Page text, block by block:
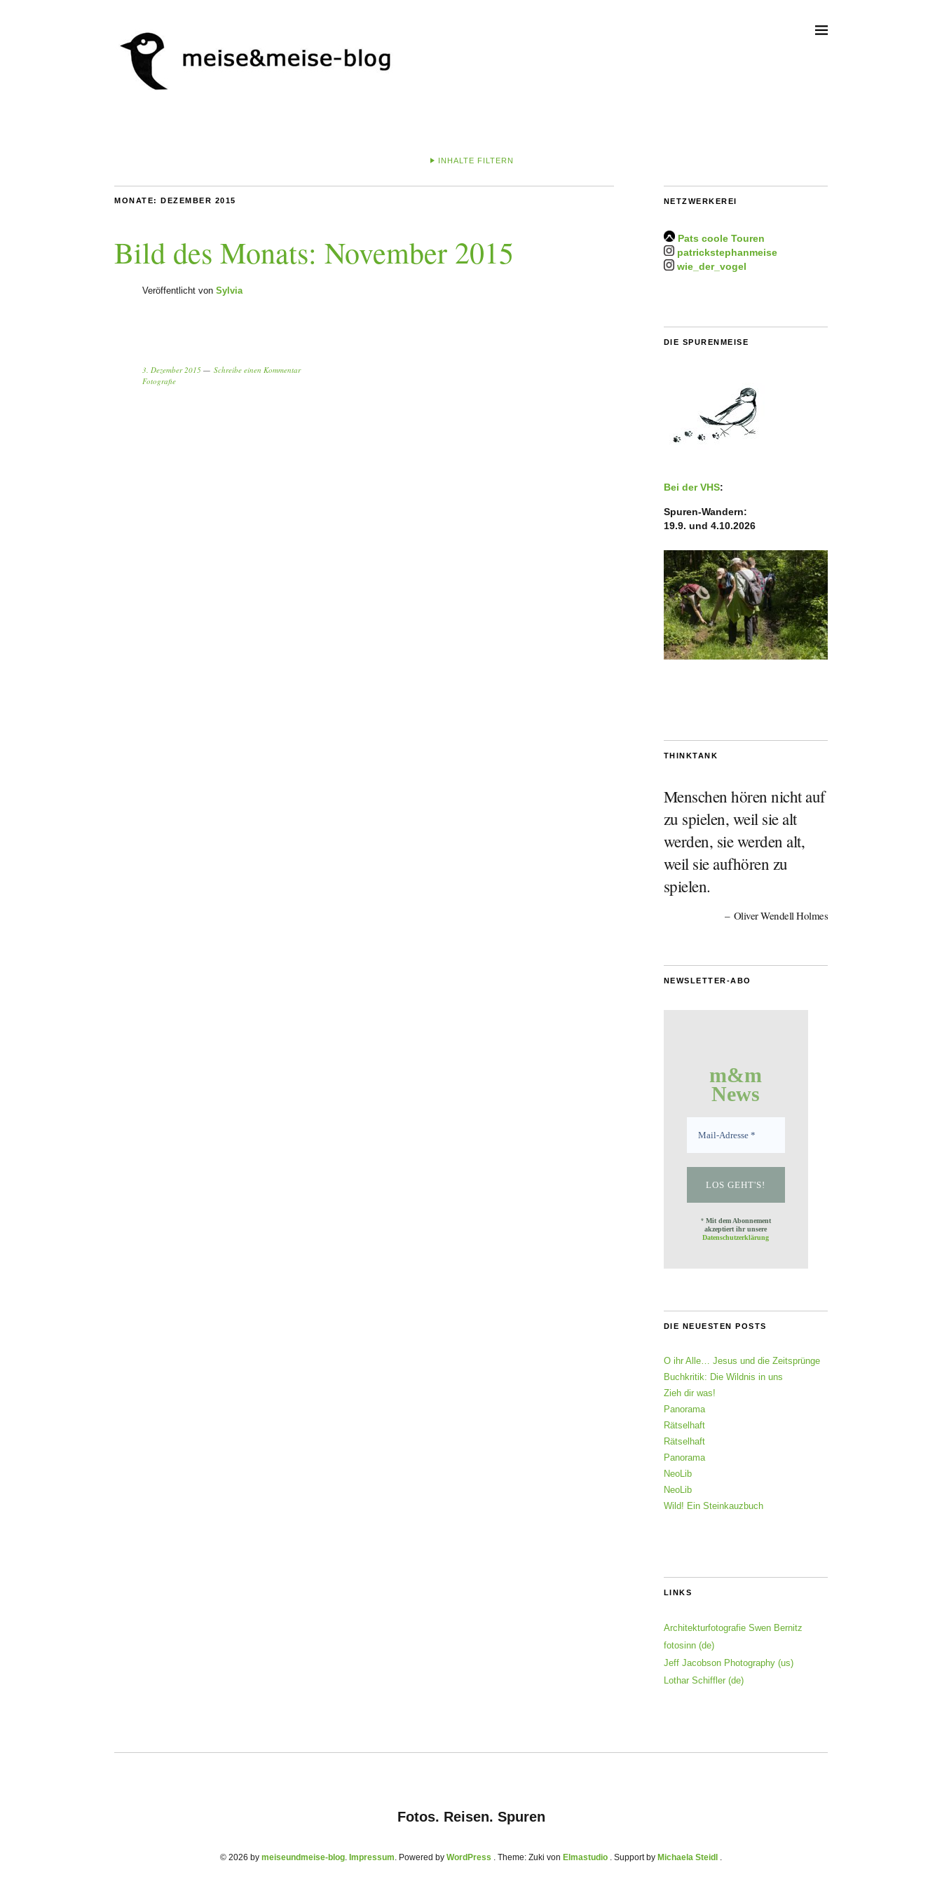
INHALTE FILTERN
MONATE: DEZEMBER 2015
Bild des Monats: November 2015
Veröffentlicht von Sylvia
3. Dezember 2015
Schreibe einen Kommentar
Fotografie
NETZWERKEREI
Pats coole Touren
patrickstephanmeise
wie_der_vogel
DIE SPURENMEISE
Bei der VHS:
Spuren-Wandern:
19.9. und 4.10.2026
THINKTANK
Menschen hören nicht auf
zu spielen, weil sie alt
werden, sie werden alt,
weil sie aufhören zu
spielen.
Oliver Wendell Holmes
NEWSLETTER-ABO
m&m
News
* Mit dem Abonnement
akzeptiert ihr unsere
Datenschutzerklärung
DIE NEUESTEN POSTS
O ihr Alle… Jesus und die Zeitsprünge
Buchkritik: Die Wildnis in uns
Zieh dir was!
Panorama
Rätselhaft
Rätselhaft
Panorama
NeoLib
NeoLib
Wild! Ein Steinkauzbuch
LINKS
Architekturfotografie Swen Bernitz
fotosinn (de)
Jeff Jacobson Photography (us)
Lothar Schiffler (de)
Fotos. Reisen. Spuren
© 2026 by meiseundmeise-blog Impressum Powered by WordPress Theme: Zuki von Elmastudio . Support by Michaela Steidl